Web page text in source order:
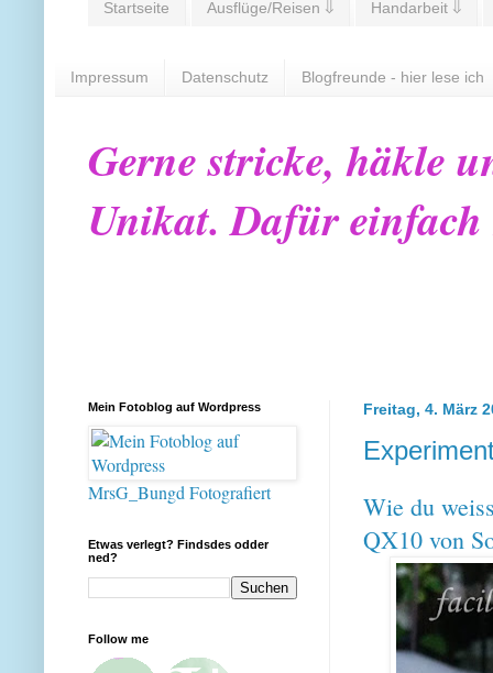
Startseite Ausflüge/Reisen ⇓ Handarbeit ⇓
Impressum Datenschutz Blogfreunde - hier lese ich
Gerne stricke, häkle
Unikat. Dafür
Freitag, 4. März
Wie du
QX10 von
Mein Fotoblog auf Wordpress
MrsG_Bungd Fotografiert
Etwas verlegt? Findsdes odder
ned?
Follow me